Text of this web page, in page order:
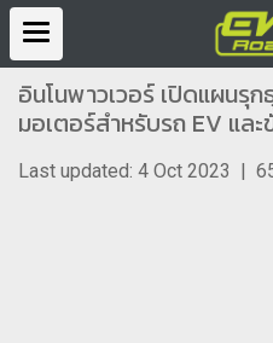
อินโนพาวเวอร์ เปิดแผนรุ
มอเตอร์สำหรับรถ EV แล
Last updated: 4 Oct 2023 |